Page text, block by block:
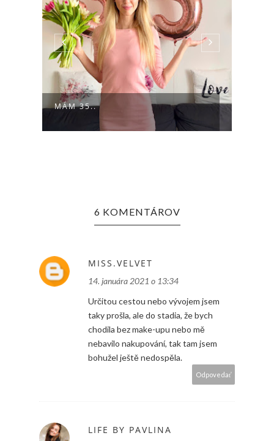
MÁM 35..
6 KOMENTÁROV
MISS.VELVET
14. januára 2021 o 13:34
Určitou cestou nebo vývojem jsem
taky prošla, ale do stadia, že bych
chodila bez make-upu nebo mě
nebavilo nakupování, tak tam jsem
bohužel ještě nedospěla.
Odpovedať
LIFE BY PAVLINA